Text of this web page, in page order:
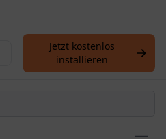
Jetzt kostenlos
installieren